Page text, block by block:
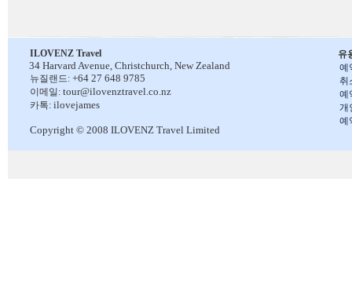
유
예
취
예
개
예
ILOVENZ Travel
34 Harvard Avenue, Christchurch, New Zealand
뉴질랜드: +64 27 648 9785
이메일: tour@ilovenztravel.co.nz
카톡: ilovejames
Copyright © 2008 ILOVENZ Travel Limited